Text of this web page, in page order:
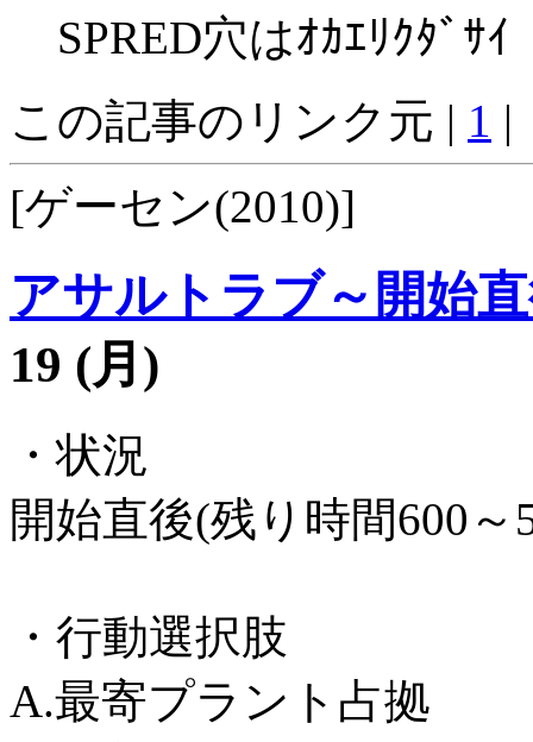
SPRED穴はｵｶｴﾘｸﾀﾞｻ
この記事のリンク元 | 1 |
[ゲーセン(2010)]
アサルトラブ～開始
19 (月)
・状況
開始直後(残り時間600
・行動選択肢
A.最寄プラント占拠